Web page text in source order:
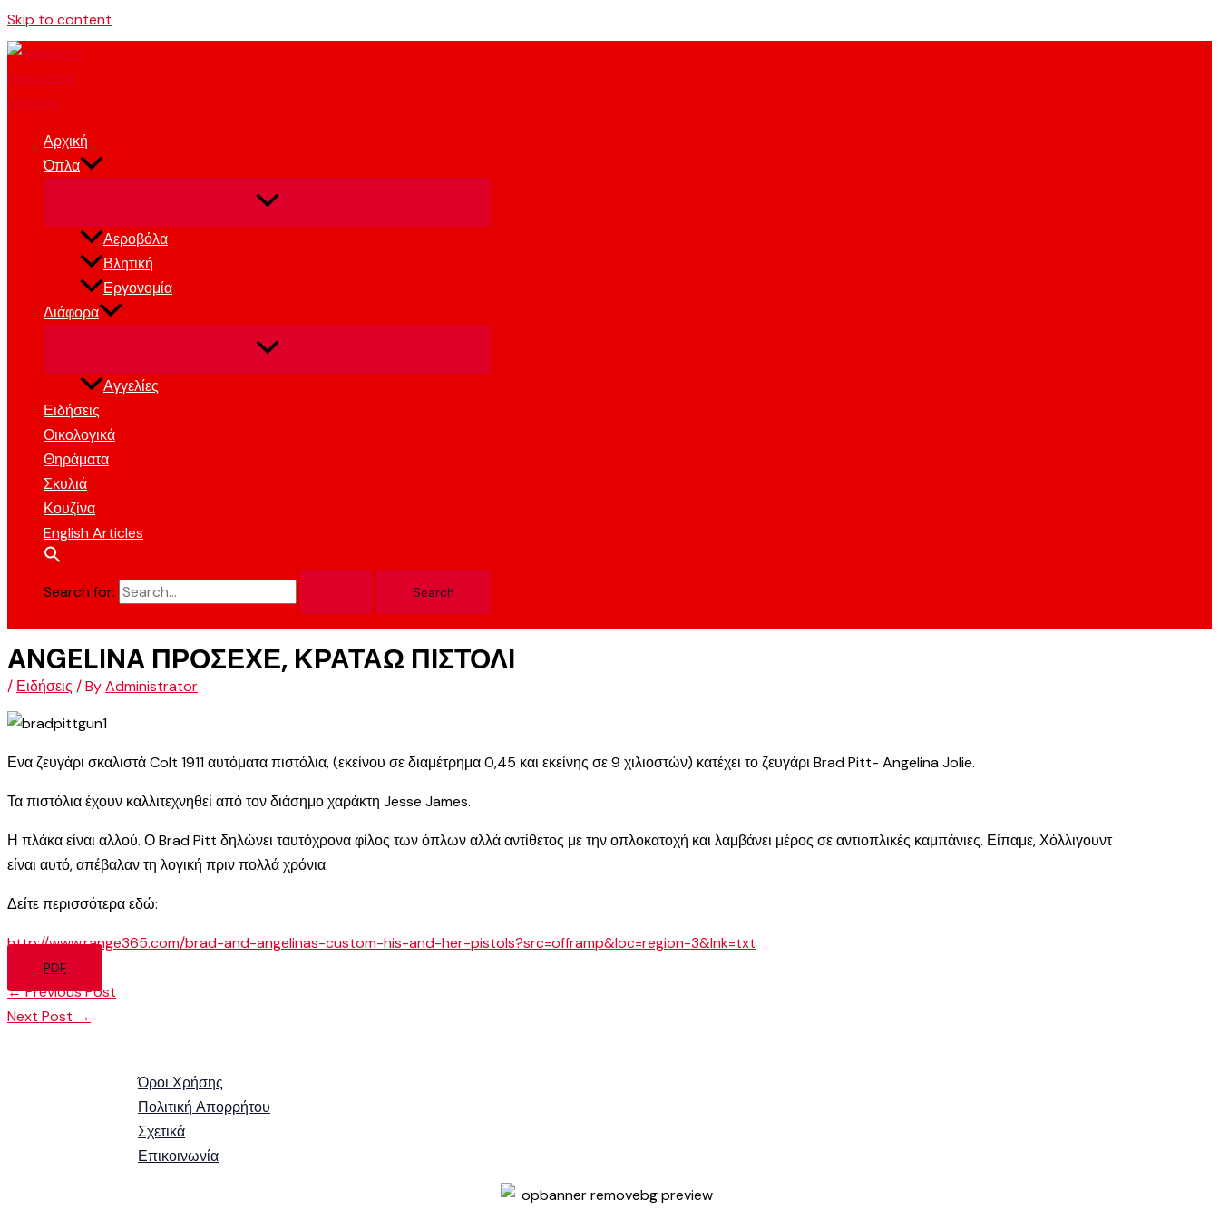
Skip to content
Αρχική
Όπλα
Αεροβόλα
Βλητική
Εργονομία
Διάφορα
Αγγελίες
Ειδήσεις
Οικολογικά
Θηράματα
Σκυλιά
Κουζίνα
English Articles
Search for:
ANGELINA ΠΡΟΣΕΧΕ, ΚΡΑΤΑΩ ΠΙΣΤΟΛΙ
/ Ειδήσεις / ByAdministrator
Ενα ζευγάρι σκαλιστά Colt 1911 αυτόματα πιστόλια, (εκείνου σε διαμέτρημα 0,45 και εκείνης σε 9 χιλιοστών) κατέχει το ζευγάρι Brad Pitt- Angelina Jolie.
Τα πιστόλια έχουν καλλιτεχνηθεί από τον διάσημο χαράκτη Jesse James.
Η πλάκα είναι αλλού. Ο Brad Pitt δηλώνει ταυτόχρονα φίλος των όπλων αλλά αντίθετος με την οπλοκατοχή και λαμβάνει μέρος σε αντιοπλικές καμπάνιες. Είπαμε, Χόλλιγουντ
είναι αυτό, απέβαλαν τη λογική πριν πολλά χρόνια.
Δείτε περισσότερα εδώ:
http://www.range365.com/brad-and-angelinas-custom-his-and-her-pistols?src=offramp&loc=region-3&lnk=txt
PDF
←Previous Post
Next Post →
Όροι Χρήσης
Πολιτική Απορρήτου
Σχετικά
Επικοινωνία